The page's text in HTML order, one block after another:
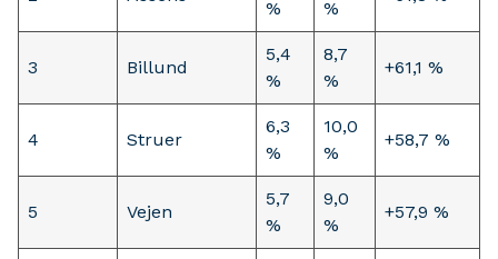
% %
3 Billund
5,4
%
8,7
%
+61,1 %
4 Struer
6,3
%
10,0
%
+58,7 %
5 Vejen
5,7
%
9,0
%
+57,9 %